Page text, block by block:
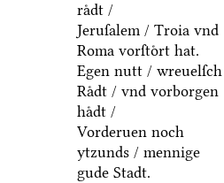
raͤdt /
Jeruſalem / Troia vnd
Roma vorſtoͤrt hat.
Egen nutt / wreuelſch
Raͤdt / vnd vorborgen
haͤdt /
Vorderuen noch
ytzunds / mennige
gude Stadt.